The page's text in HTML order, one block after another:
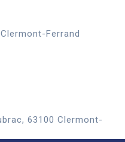
Ferrand
63100 Clermont-